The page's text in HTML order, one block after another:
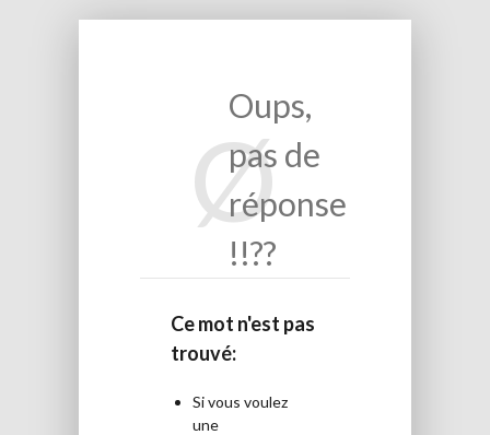
Ø
Oups,
pas de
réponse
!!??
Ce mot n'est pas
trouvé:
Si vous voulez
une